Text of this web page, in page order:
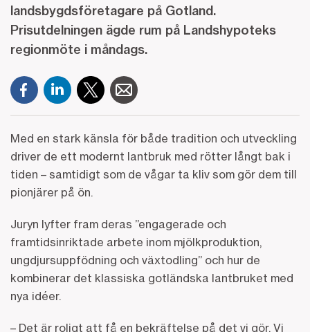
landsbygdsföretagare på Gotland.
Prisutdelningen ägde rum på Landshypoteks
regionmöte i måndags.
Med en stark känsla för både tradition och utveckling
driver de ett modernt lantbruk med rötter långt bak i
tiden – samtidigt som de vågar ta kliv som gör dem till
pionjärer på ön.
Juryn lyfter fram deras ”engagerade och
framtidsinriktade arbete inom mjölkproduktion,
ungdjursuppfödning och växtodling” och hur de
kombinerar det klassiska gotländska lantbruket med
nya idéer.
– Det är roligt att få en bekräftelse på det vi gör. Vi